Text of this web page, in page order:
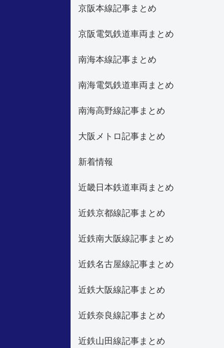
京阪本線記事まとめ
京阪電気鉄道車両まとめ
南海本線記事まとめ
南海電気鉄道車両まとめ
南海高野線記事まとめ
大阪メトロ記事まとめ
新着情報
近畿日本鉄道車両まとめ
近鉄京都線記事まとめ
近鉄南大阪線記事まとめ
近鉄名古屋線記事まとめ
近鉄大阪線記事まとめ
近鉄奈良線記事まとめ
近鉄山田線記事まとめ